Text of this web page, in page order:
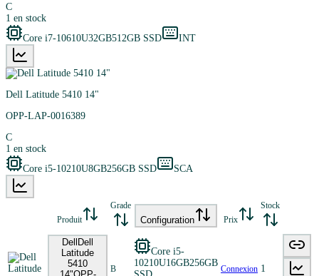
C
1 en stock
Core i7-10610U32GB512GB SSD INT
Dell Latitude 5410 14"
OPP-LAP-0016389
C
1 en stock
Core i5-10210U8GB256GB SSD SCA
Produit
Grade
Configuration Prix
Stock
Dell Dell
Latitude
5410
B
Core i5-
10210U16GB256GB
Connexion 1